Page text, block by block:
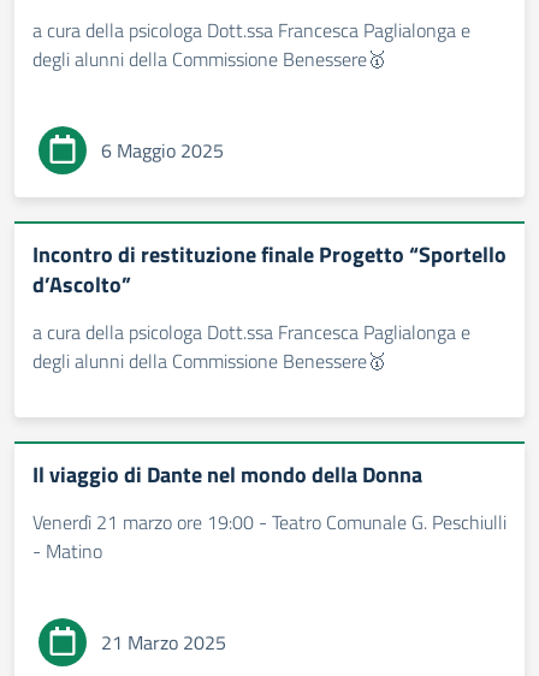
a cura della psicologa Dott.ssa Francesca Paglialonga e
degli alunni della Commissione Benessere🥇
6 Maggio 2025
Incontro di restituzione finale Progetto “Sportello
d’Ascolto”
a cura della psicologa Dott.ssa Francesca Paglialonga e
degli alunni della Commissione Benessere🥇
Il viaggio di Dante nel mondo della Donna
Venerdì 21 marzo ore 19:00 - Teatro Comunale G. Peschiulli
- Matino
21 Marzo 2025